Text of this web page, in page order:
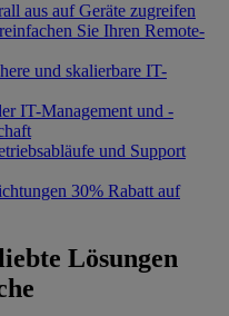
aus auf Geräte zugreifen
Sie Ihren Remote-
und skalierbare IT-
IT-Management und -
und Support
30% Rabatt auf
Lösungen